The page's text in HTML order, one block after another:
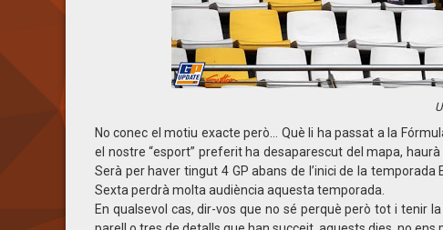
No conec el motiu exacte però… Què li ha passat a la
el nostre “esport” preferit ha desaparescut del mapa, haurà
Serà per haver tingut 4 GP abans de l’inici de la
Sexta perdrà molta audiència aquesta temporada.
En qualsevol cas, dir-vos que no sé perquè però tot i tenir